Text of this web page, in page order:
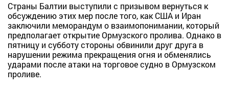
Страны Балтии выступили с призывом вернуться к
обсуждению этих мер после того, как США и Иран
заключили меморандум о взаимопонимании, который
предполагает открытие Ормузского пролива. Однако в
пятницу и субботу стороны обвинили друг друга в
нарушении режима прекращения огня и обменялись
ударами после атаки на торговое судно в Ормузском
проливе.